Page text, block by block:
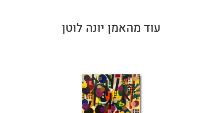
עוד מהאמן יונה לוטן